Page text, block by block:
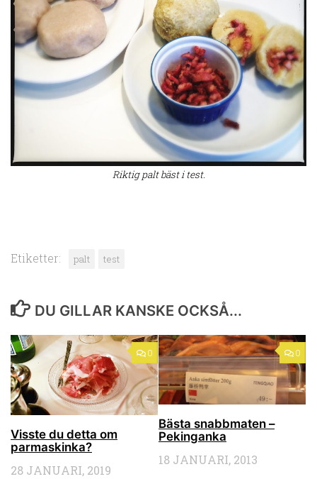
Riktig palt bäst i test.
Etiketter: palt test
DU GILLAR KANSKE OCKSÅ...
0
Visste du detta om
parmaskinka?
28 JANUARI, 2019
0
Bästa snabbmaten –
Pekinganka
18 JANUARI, 2013